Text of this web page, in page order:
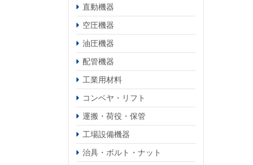
直動機器
空圧機器
油圧機器
配管機器
工業用材料
コンベヤ・リフト
運搬・荷役・保管
工場設備機器
治具・ボルト・ナット